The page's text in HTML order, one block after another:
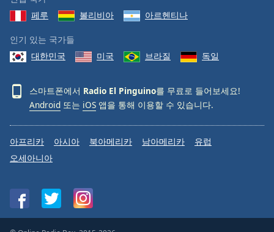
페루
볼리비아 아르헨티나
인기 있는 국가들
대한민국
미국 브라질 독일
스마트폰에서 Radio El Pinguino를 무료로 들어보세요!
Android 또는 iOS 앱을 통해 이용할 수 있습니다.
아프리카 아시아 북아메리카 남아메리카
유럽
오세아니아